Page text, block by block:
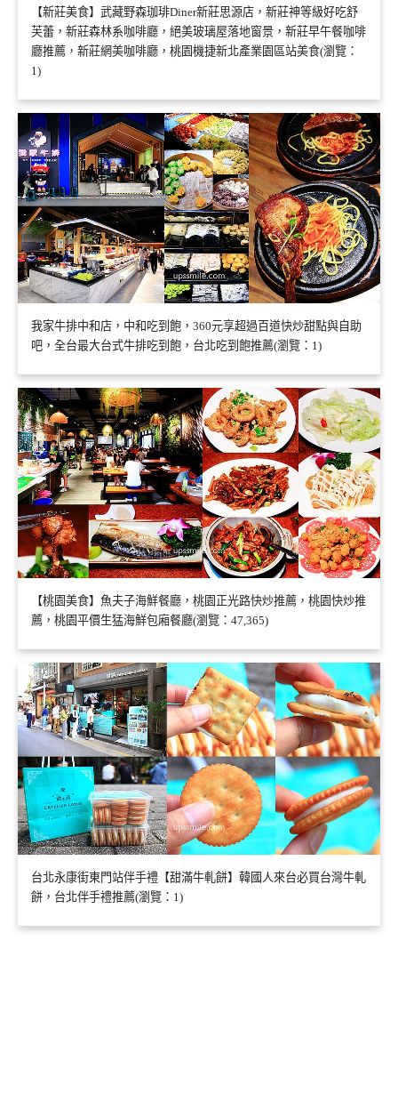
【新莊美食】武藏野森珈琲Diner新莊思源店，新莊神等級好吃舒
芙蕾，新莊森林系咖啡廳，絕美玻璃屋落地窗景，新莊早午餐咖啡
廳推薦，新莊網美咖啡廳，桃園機捷新北產業園區站美食(瀏覽：
1)
我家牛排中和店，中和吃到飽，360元享超過百道快炒甜點與自助
吧，全台最大台式牛排吃到飽，台北吃到飽推薦(瀏覽：1)
【桃園美食】魚夫子海鮮餐廳，桃園正光路快炒推薦，桃園快炒推
薦，桃園平價生猛海鮮包廂餐廳(瀏覽：47,365)
台北永康街東門站伴手禮【甜滿牛軋餅】韓國人來台必買台灣牛軋
餅，台北伴手禮推薦(瀏覽：1)